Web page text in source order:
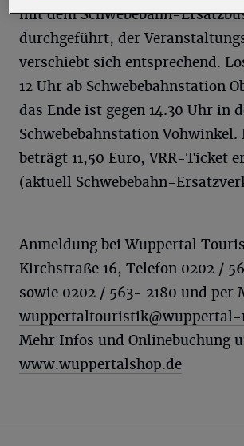
mit dem Schwebebahn-
durchgeführt, der
verschiebt sich entsprechend.
12 Uhr ab Schwebebahnstation
das Ende ist gegen 14.30 Uhr in
Schwebebahnstation Vohwinkel.
beträgt 11,50 Euro, VRR-Ticket
(aktuell Schwebebahn-
Anmeldung bei Wuppertal
Kirchstraße 16, Telefon 0202 /
sowie 0202 / 563- 2180 und per
wuppertaltouristik@wuppertal-
Mehr Infos und Onlinebuchung
www.wuppertalshop.de